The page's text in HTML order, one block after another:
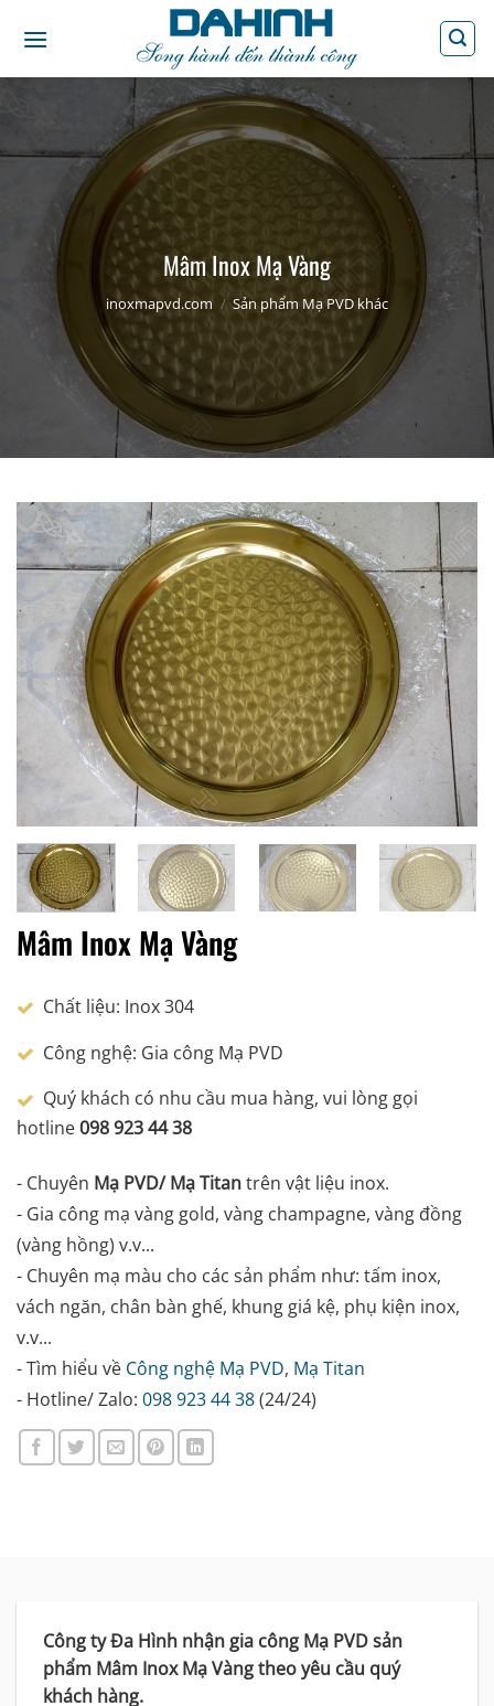
qua
dung
Mâm Inox Mạ Vàng
inoxmapvd.com / Sản phẩm Mạ PVD khác
Mâm Inox Mạ Vàng
Chất liệu: Inox 304
Công nghệ: Gia công Mạ PVD
Quý khách có nhu cầu mua hàng, vui lòng gọi
hotline098 923 44 38
- Chuyên Mạ PVD/ Mạ Titantrên vật liệu inox.
- Gia công mạ vàng gold, vàng champagne, vàng đồng
(vàng hồng) v.v...
- Chuyên mạ màu cho các sản phẩm như: tấm inox,
vách ngăn, chân bàn ghế, khung giá kệ, phụ kiện inox,
v.v...
- Tìm hiểu về Công nghệ Mạ PVD, Mạ Titan
- Hotline/ Zalo: 098 923 44 38(24/24)
Công ty Đa Hình nhận gia công Mạ PVD sản
phẩm Mâm Inox Mạ Vàng theo yêu cầu quý
khách hàng.